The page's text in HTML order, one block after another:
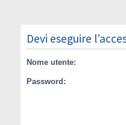
Devi eseguire
Nome utente:
Password: